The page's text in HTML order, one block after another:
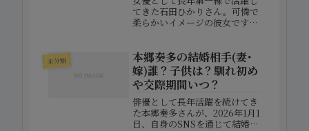
てきた石田ひかりさん。可憐で
柔らかいイメージの彼女です
年6月21日放送のTBS『人生最
高レストラン』に出演した際、
「人生で一番好きな行為は運
転」と語り、...
未分類
本郷奏多の結婚相手(妻･
嫁)誰？子供は？馴れ初め
や交際期間いつ？
俳優として長年活躍を続けてき
た本郷奏多さんが、2026年1月1
日、自身のSNSを通じて結婚を